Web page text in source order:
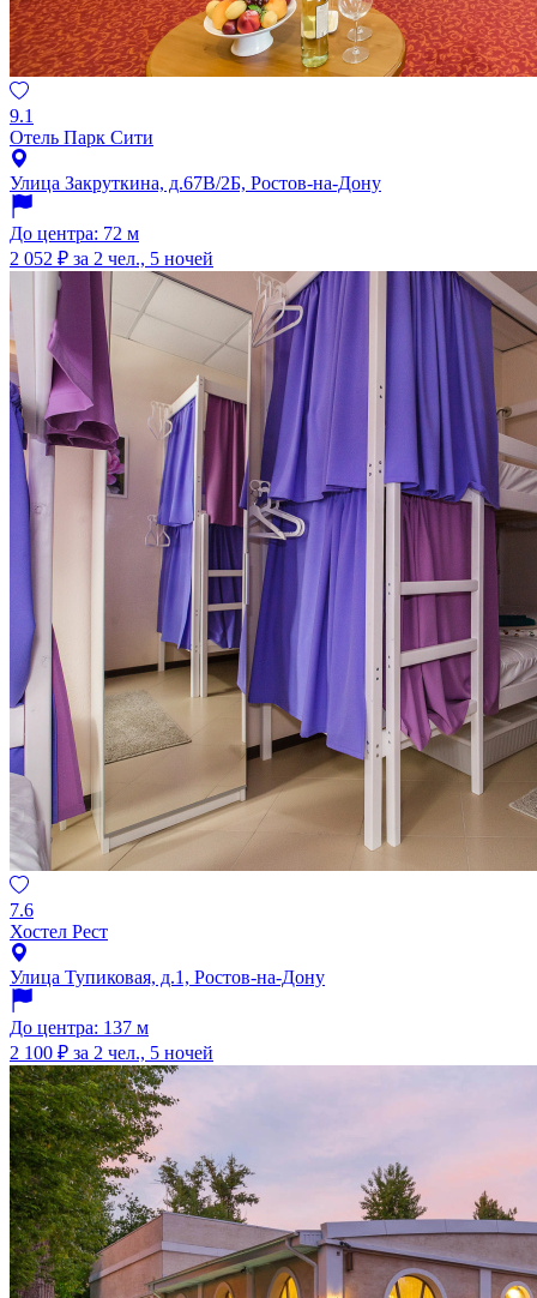
9.1
Отель Парк Сити
Улица Закруткина, д.67В/2Б, Ростов-на-Дону
До центра: 72 м
2 052 ₽ за 2 чел., 5 ночей
7.6
Хостел Рест
Улица Тупиковая, д.1, Ростов-на-Дону
До центра: 137 м
2 100 ₽ за 2 чел., 5 ночей